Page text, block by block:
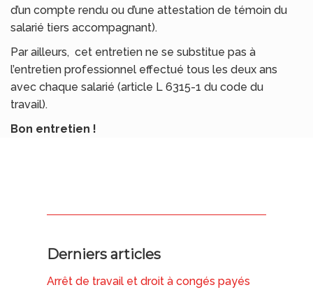
d’un compte rendu ou d’une attestation de témoin du
salarié tiers accompagnant).
Par ailleurs, cet entretien ne se substitue pas à
l’entretien professionnel effectué tous les deux ans
avec chaque salarié (article L 6315-1 du code du
travail).
Bon entretien !
Derniers articles
Arrêt de travail et droit à congés payés